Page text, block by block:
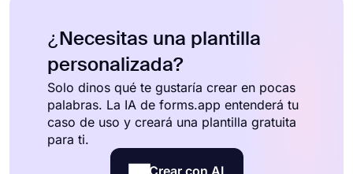
¿Necesitas una plantilla
personalizada?
Solo dinos qué te gustaría crear en pocas
palabras. La IA de forms.app entenderá tu
caso de uso y creará una plantilla gratuita
para ti.